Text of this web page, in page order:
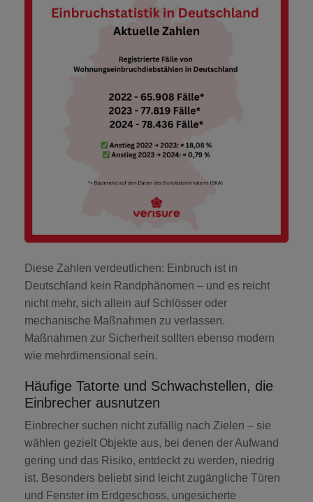
Diese Zahlen verdeutlichen: Einbruch ist in
Deutschland kein Randphänomen – und es reicht
nicht mehr, sich allein auf Schlösser oder
mechanische Maßnahmen zu verlassen.
Maßnahmen zur Sicherheit sollten ebenso modern
wie mehrdimensional sein.
Häufige Tatorte und Schwachstellen, die
Einbrecher ausnutzen
Einbrecher suchen nicht zufällig nach Zielen – sie
wählen gezielt Objekte aus, bei denen der Aufwand
gering und das Risiko, entdeckt zu werden, niedrig
ist. Besonders beliebt sind leicht zugängliche Türen
und Fenster im Erdgeschoss, ungesicherte